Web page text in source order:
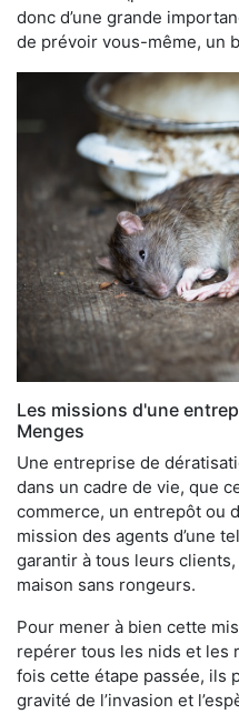
donc d’une grande
de prévoir vous-même, un
Les missions d'une
Menges
Une entreprise de
dans un cadre de vie, que
commerce, un entrepôt ou
mission des agents d’une
garantir à tous leurs
maison sans rongeurs.
Pour mener à bien cette
repérer tous les nids et les
fois cette étape passée, ils
gravité de l’invasion et